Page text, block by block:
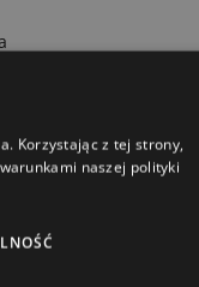
Korzystając z tej strony,
naszej polityki